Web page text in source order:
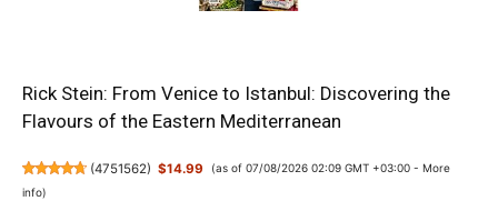
Rick Stein: From Venice to Istanbul: Discovering the
Flavours of the Eastern Mediterranean
(4751562) $14.99 (as of 07/08/2026 02:09 GMT +03:00 - More
info)